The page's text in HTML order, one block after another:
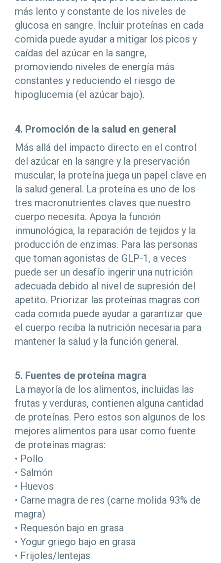
más lento y constante de los niveles de
glucosa en sangre. Incluir proteínas en cada
comida puede ayudar a mitigar los picos y
caídas del azúcar en la sangre,
promoviendo niveles de energía más
constantes y reduciendo el riesgo de
hipoglucemia (el azúcar bajo).
4. Promoción de la salud en general
Más allá del impacto directo en el control
del azúcar en la sangre y la preservación
muscular, la proteína juega un papel clave en
la salud general. La proteína es uno de los
tres macronutrientes claves que nuestro
cuerpo necesita. Apoya la función
inmunológica, la reparación de tejidos y la
producción de enzimas. Para las personas
que toman agonistas de GLP-1, a veces
puede ser un desafío ingerir una nutrición
adecuada debido al nivel de supresión del
apetito. Priorizar las proteínas magras con
cada comida puede ayudar a garantizar que
el cuerpo reciba la nutrición necesaria para
mantener la salud y la función general.
5. Fuentes de proteína magra
La mayoría de los alimentos, incluidas las
frutas y verduras, contienen alguna cantidad
de proteínas. Pero estos son algunos de los
mejores alimentos para usar como fuente
de proteínas magras:
• Pollo
• Salmón
• Huevos
• Carne magra de res (carne molida 93% de
magra)
• Requesón bajo en grasa
• Yogur griego bajo en grasa
• Frijoles/lentejas